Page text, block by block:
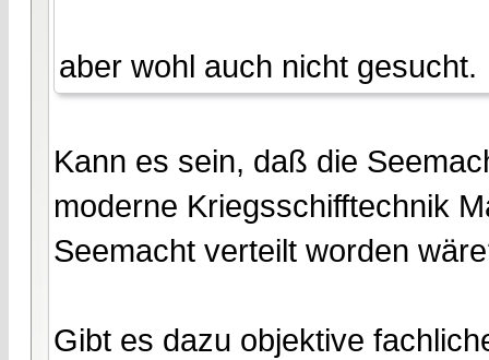
aber wohl auch nicht gesucht.
Kann es sein, daß die
moderne Kriegsschifftechnik
Seemacht verteilt worden
Gibt es dazu objektive